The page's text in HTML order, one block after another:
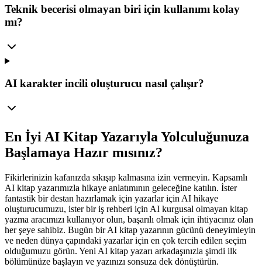
Teknik becerisi olmayan biri için kullanımı kolay
mı?
AI karakter incili oluşturucu nasıl çalışır?
En İyi AI Kitap Yazarıyla Yolculuğunuza
Başlamaya Hazır mısınız?
Fikirlerinizin kafanızda sıkışıp kalmasına izin vermeyin. Kapsamlı
AI kitap yazarımızla hikaye anlatımının geleceğine katılın. İster
fantastik bir destan hazırlamak için yazarlar için AI hikaye
oluşturucumuzu, ister bir iş rehberi için AI kurgusal olmayan kitap
yazma aracımızı kullanıyor olun, başarılı olmak için ihtiyacınız olan
her şeye sahibiz. Bugün bir AI kitap yazarının gücünü deneyimleyin
ve neden dünya çapındaki yazarlar için en çok tercih edilen seçim
olduğumuzu görün. Yeni AI kitap yazarı arkadaşınızla şimdi ilk
bölümünüze başlayın ve yazınızı sonsuza dek dönüştürün.